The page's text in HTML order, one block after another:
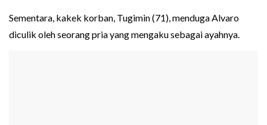
Sementara, kakek korban, Tugimin (71), menduga Alvaro
diculik oleh seorang pria yang mengaku sebagai ayahnya.